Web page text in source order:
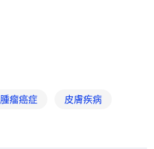
腫瘤癌症 皮膚疾病